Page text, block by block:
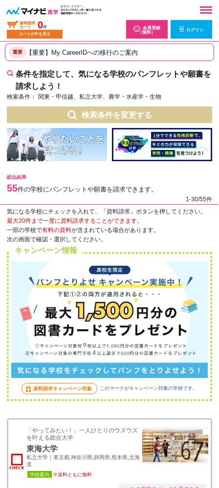
資料請求
カート
0件
カートの中を見る
会員登録
（無料）
ログイン
重要 【重要】My CareerIDへの移行のご案内
条件を指定して、気になる学校のパンフレットや願書を
請求しよう！
検索条件： 関東・甲信越、私立大学、農学・水産学・生物
検索条件を変更する
絞込結果
55件の学校にパンフレットや願書を請求できます。
1-30/55件
気になる学校にチェックを入れて、「資料請求」ボタンを押してください。
最大20件まで一度に資料請求することができます。
一部の学校で有料の資料が含まれている場合があります。
次の画面で確認・選択してください。
キャンペーン情報
資料請求キャンペーン対象 このマークがキャンペーン対象の学校です。
「やってみたい！」一人ひとりのウズウズ
を叶える総合大学
東海大学
私立大学｜東京都,神奈川県,静岡県,熊本県,北海
道
学校案内 ※送料ともに無料